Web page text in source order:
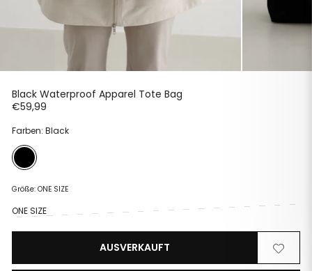
Black Waterproof Apparel Tote Bag
€59,99 Normaler
Farben: Black
Größe: ONE SIZE
ONE SIZE
AUSVERKAUFT
Zur
Von
der